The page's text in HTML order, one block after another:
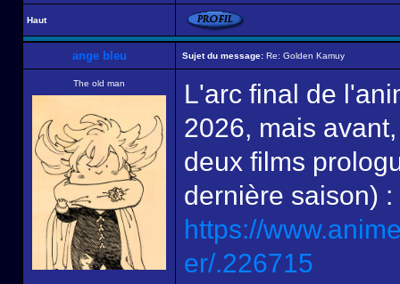
Haut
ange bleu Sujet du message: Re: Golden Kamuy
The old man
L'arc final de
2026, mais
deux films
dernière saison) :
https://
er/.226715